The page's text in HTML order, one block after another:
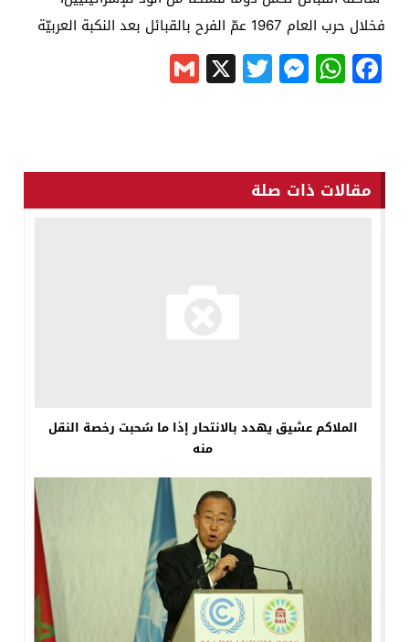
فخلال حرب العام 1967 عمّ الفرح بالقبائل بعد النكبة العربيّة
Facebook
WhatsApp
Messenger
Twitter
X
مقالات ذات صلة
الملاكم عشيق يهدد بالانتحار إذا ما سُحبت رخصة النقل
منه